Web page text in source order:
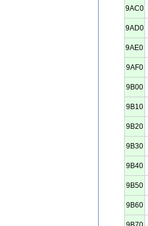
9AC0
9AD0
9AE0
9AF0
9B00
9B10
9B20
9B30
9B40
9B50
9B60